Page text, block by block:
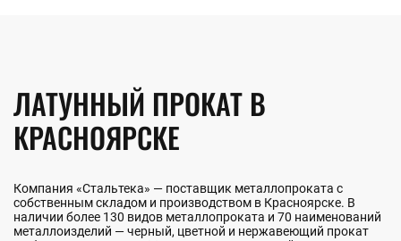
ЛАТУННЫЙ ПРОКАТ В
КРАСНОЯРСКЕ
Компания «Стальтека» — поставщик металлопроката с
собственным складом и производством в Красноярске. В
наличии более 130 видов металлопроката и 70 наименований
металлоизделий — черный, цветной и нержавеющий прокат